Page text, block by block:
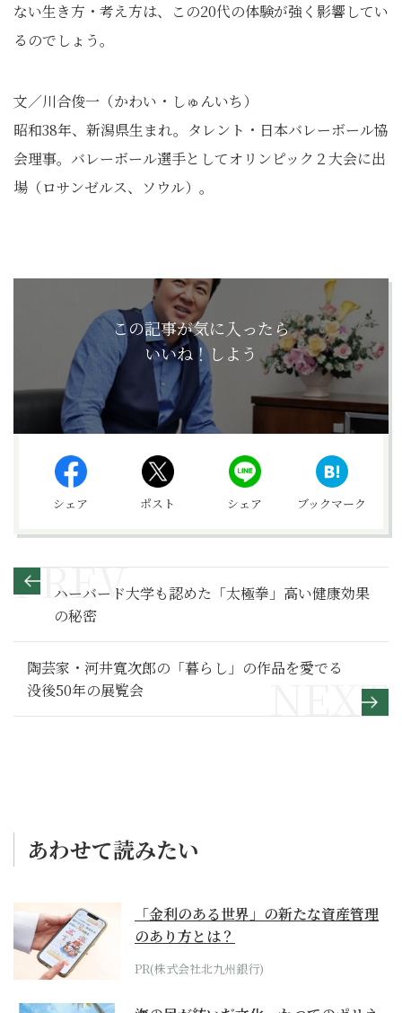
ない生き方・考え方は、この20代の体験が強く影響してい
るのでしょう。
文／川合俊一（かわい・しゅんいち）
昭和38年、新潟県生まれ。タレント・日本バレーボール協
会理事。バレーボール選手としてオリンピック２大会に出
場（ロサンゼルス、ソウル）。
この記事が気に入ったら
いいね！しよう
シェア ポスト シェア ブックマーク
ハーバード大学も認めた「太極拳」高い健康効果
の秘密
陶芸家・河井寬次郎の「暮らし」の作品を愛でる
没後50年の展覧会
あわせて読みたい
「金利のある世界」の新たな資産管理
のあり方とは？
PR(株式会社北九州銀行)